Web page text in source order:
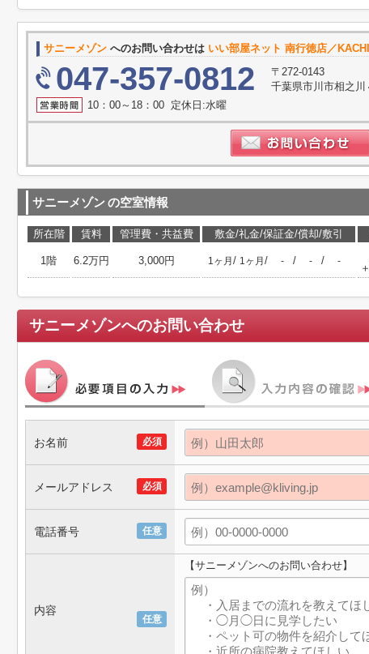
サニーメゾン へのお問い合わせは いい部屋ネット 南行徳店／
047-357-0812
〒272-0143
千葉県市川市相之
10：00～18：00 定休日:水曜
サニーメゾンの空室情報
所在階 賃料 管理費・共益費 敷金/礼金/保証金/償却/敷引
1階 6.2万円 3,000円 1ヶ月 / 1ヶ月 / - / - / -
サニーメゾンへのお問い合わせ
必須
お名前
必須
メールアドレス
任意
電話番号
任意
内容
【サニーメゾンへのお問い合わせ】